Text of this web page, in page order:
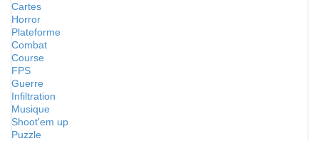
Cartes
Horror
Plateforme
Combat
Course
FPS
Guerre
Infiltration
Musique
Shoot'em up
Puzzle